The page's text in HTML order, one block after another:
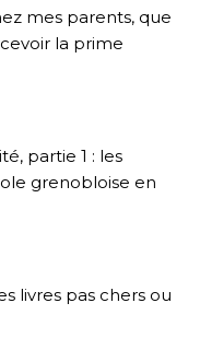
mes parents, que
la prime
partie 1 : les
grenobloise en
livres pas chers ou